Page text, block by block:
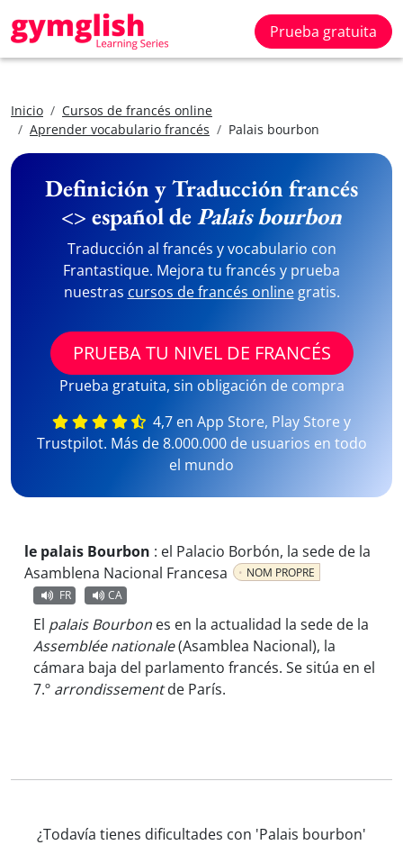
Prueba gratuita
Inicio
Cursos de francés online
Aprender vocabulario francés
Palais bourbon
Definición y Traducción francés
<> español dePalais bourbon
Traducción al francés y vocabulario con
Frantastique. Mejora tu francés y prueba
nuestras cursos de francés onlinegratis.
PRUEBA TU NIVEL DE FRANCÉS
Prueba gratuita, sin obligación de compra
4,7 en App Store, Play Store y
Trustpilot. Más de 8.000.000 de usuarios en todo
el mundo
le palais Bourbon : el Palacio Borbón, la sede de la
Asamblena Nacional Francesa
NOM PROPRE
FR
CA
El palais Bourbon es en la actualidad la sede de la
Assemblée nationale(Asamblea Nacional), la
cámara baja del parlamento francés. Se sitúa en el
7.º arrondissementde París.
¿Todavía tienes dificultades con 'Palais bourbon'